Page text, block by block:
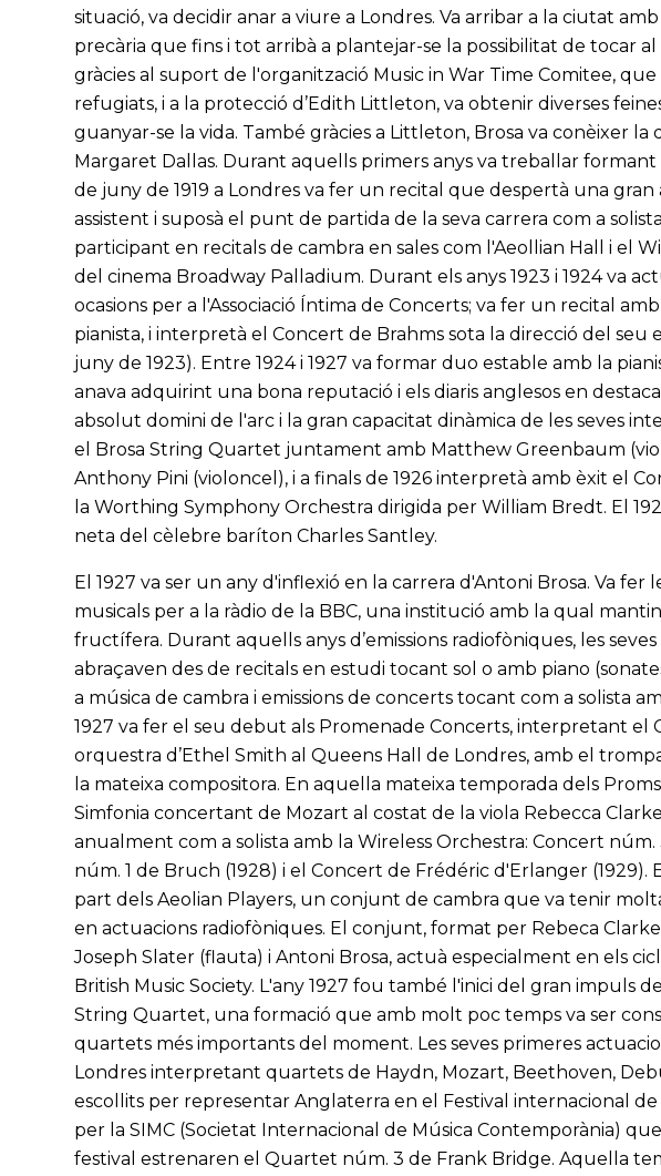
situació, va decidir anar a viure a Londres. Va arribar a la ciutat
precària que fins i tot arribà a plantejar-se la possibilitat de tocar
gràcies al suport de l'organització Music in War Time Comitee,
refugiats, i a la protecció d’Edith Littleton, va obtenir diverses
guanyar-se la vida. També gràcies a Littleton, Brosa va conèixer la
Margaret Dallas. Durant aquells primers anys va treballar
de juny de 1919 a Londres va fer un recital que despertà una
assistent i suposà el punt de partida de la seva carrera com a
participant en recitals de cambra en sales com l'Aeollian Hall i el
del cinema Broadway Palladium. Durant els anys 1923 i 1924 va
ocasions per a l'Associació Íntima de Concerts; va fer un recital
pianista, i interpretà el Concert de Brahms sota la direcció del seu
juny de 1923). Entre 1924 i 1927 va formar duo estable amb la
anava adquirint una bona reputació i els diaris anglesos en
absolut domini de l'arc i la gran capacitat dinàmica de les seves
el Brosa String Quartet juntament amb Matthew Greenbaum
Anthony Pini (violoncel), i a finals de 1926 interpretà amb èxit el
la Worthing Symphony Orchestra dirigida per William Bredt. El
neta del cèlebre baríton Charles Santley.
El 1927 va ser un any d'inflexió en la carrera d'Antoni Brosa. Va fer
musicals per a la ràdio de la BBC, una institució amb la qual
fructífera. Durant aquells anys d’emissions radiofòniques, les
abraçaven des de recitals en estudi tocant sol o amb piano
a música de cambra i emissions de concerts tocant com a solista
1927 va fer el seu debut als Promenade Concerts, interpretant el
orquestra d’Ethel Smith al Queens Hall de Londres, amb el
la mateixa compositora. En aquella mateixa temporada dels
Simfonia concertant de Mozart al costat de la viola Rebecca
anualment com a solista amb la Wireless Orchestra: Concert núm.
núm. 1 de Bruch (1928) i el Concert de Frédéric d'Erlanger
part dels Aeolian Players, un conjunt de cambra que va tenir
en actuacions radiofòniques. El conjunt, format per Rebeca
Joseph Slater (flauta) i Antoni Brosa, actuà especialment en els
British Music Society. L'any 1927 fou també l'inici del gran impuls
String Quartet, una formació que amb molt poc temps va ser
quartets més importants del moment. Les seves primeres
Londres interpretant quartets de Haydn, Mozart, Beethoven,
escollits per representar Anglaterra en el Festival internacional
per la SIMC (Societat Internacional de Música Contemporània)
festival estrenaren el Quartet núm. 3 de Frank Bridge. Aquella